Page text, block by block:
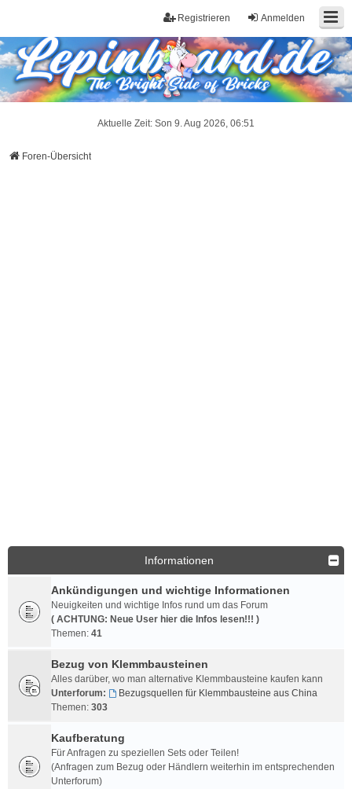
Anmelden
Registrieren
Aktuelle Zeit: Son 9. Aug 2026, 06:51
Foren-Übersicht
Informationen
Ankündigungen und wichtige Informationen
Neuigkeiten und wichtige Infos rund um das Forum
( ACHTUNG: Neue User hier die Infos lesen!!! )
Themen: 41
Bezug von Klemmbausteinen
Alles darüber, wo man alternative Klemmbausteine kaufen kann
Unterforum:
Bezugsquellen für Klemmbausteine aus China
Themen: 303
Kaufberatung
Für Anfragen zu speziellen Sets oder Teilen!
(Anfragen zum Bezug oder Händlern weiterhin im entsprechenden
Unterforum)